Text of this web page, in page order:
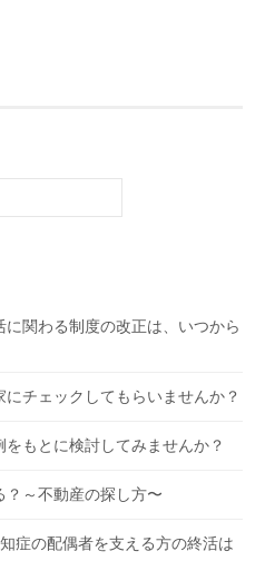
関わる制度の改正は、いつから
チェックしてもらいませんか？
もとに検討してみませんか？
～不動産の探し方〜
症の配偶者を支える方の終活は